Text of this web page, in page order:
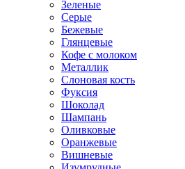
Зеленые
Серые
Бежевые
Глянцевые
Кофе с молоком
Металлик
Слоновая кость
Фуксия
Шоколад
Шампань
Оливковые
Оранжевые
Вишневые